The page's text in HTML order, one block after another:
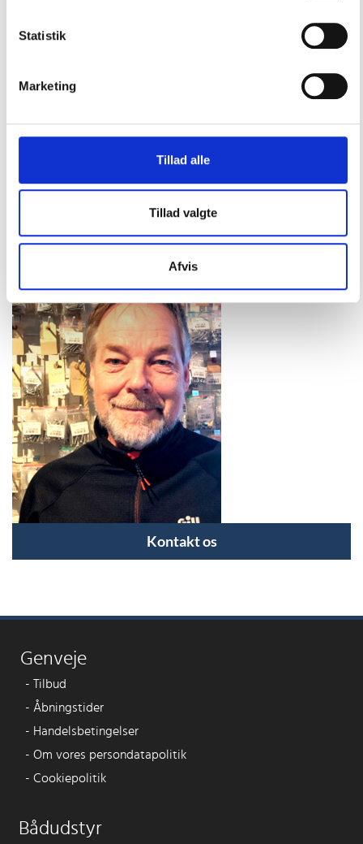
Statistik
Marketing
Tillad alle
Tillad valgte
Afvis
Ventilation
Sikkerhed & Badestiger
Trailertilbehør
Vintage / Classic
Kontakt os
Genveje
- Tilbud
- Åbningstider
- Handelsbetingelser
- Om vores persondatapolitik
- Cookiepolitik
Bådudstyr